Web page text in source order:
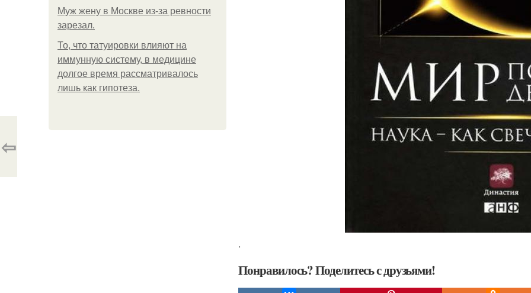
Mуж жену в Москве из-за ревности
зарезал.
То, что татуировки влияют на
иммунную систему, в медицине
долгое время рассматривалось
лишь как гипотеза.
.
Понравилось? Поделитесь с друзьями!
⇦